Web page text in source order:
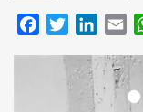
FacebookTwitter